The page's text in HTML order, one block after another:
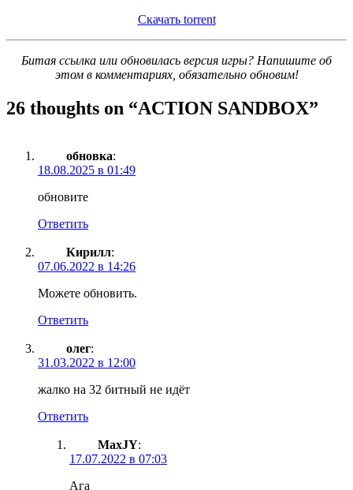
Скачать torrent
Битая ссылка или обновилась версия игры? Напишите об
этом в комментариях, обязательно обновим!
26 thoughts on “ACTION SANDBOX”
обновка:
18.08.2025 в 01:49
обновите
Ответить
Кирилл:
07.06.2022 в 14:26
Можете обновить.
Ответить
олег:
31.03.2022 в 12:00
жалко на 32 битный не идёт
Ответить
MaxJY:
17.07.2022 в 07:03
Ага